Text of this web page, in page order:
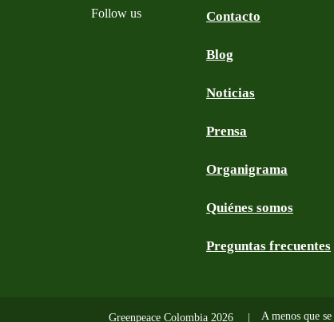
Follow us Contacto
Blog
Noticias
Prensa
Organigrama
Quiénes somos
Preguntas frecuentes
Greenpeace Colombia 2026 A menos que se